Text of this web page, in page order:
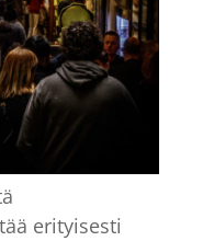
erityisesti